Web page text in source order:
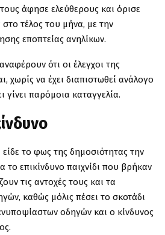
άφησε ελεύθερους και όρισε
τέλος του μήνα, με την
εποπτείας ανηλίκων.
ότι οι έλεγχοι της
χωρίς να έχει διαπιστωθεί ανάλογο
γίνει παρόμοια καταγγελία.
είδε το φως της δημοσιότητας την
επικίνδυνο παιχνίδι που βρήκαν
τις αντοχές τους και τα
καθώς μόλις πέσει το σκοτάδι
οδηγών και ο κίνδυνος